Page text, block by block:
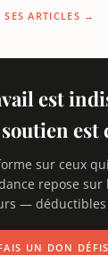
ARTICLES →
est
est
sur ceux
repose sur
— déductibles
UN DON